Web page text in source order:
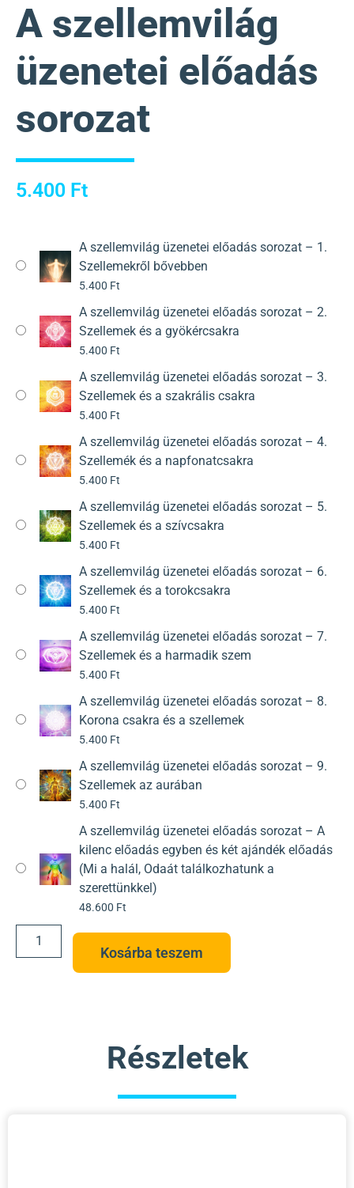
A szellemvilág
üzenetei előadás
sorozat
5.400 Ft
A szellemvilág üzenetei előadás sorozat – 1.
Szellemekről bővebben
5.400 Ft
A szellemvilág üzenetei előadás sorozat – 2.
Szellemek és a gyökércsakra
5.400 Ft
A szellemvilág üzenetei előadás sorozat – 3.
Szellemek és a szakrális csakra
5.400 Ft
A szellemvilág üzenetei előadás sorozat – 4.
Szellemék és a napfonatcsakra
5.400 Ft
A szellemvilág üzenetei előadás sorozat – 5.
Szellemek és a szívcsakra
5.400 Ft
A szellemvilág üzenetei előadás sorozat – 6.
Szellemek és a torokcsakra
5.400 Ft
A szellemvilág üzenetei előadás sorozat – 7.
Szellemek és a harmadik szem
5.400 Ft
A szellemvilág üzenetei előadás sorozat – 8.
Korona csakra és a szellemek
5.400 Ft
A szellemvilág üzenetei előadás sorozat – 9.
Szellemek az aurában
5.400 Ft
A szellemvilág üzenetei előadás sorozat – A
kilenc előadás egyben és két ajándék előadás
(Mi a halál, Odaát találkozhatunk a
szerettünkkel)
48.600 Ft
Kosárba teszem
Részletek